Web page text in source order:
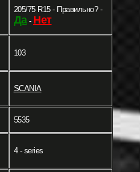
205/75 R15 - Правильно? -
Да- Нет
103
SCANIA
5535
4 - series